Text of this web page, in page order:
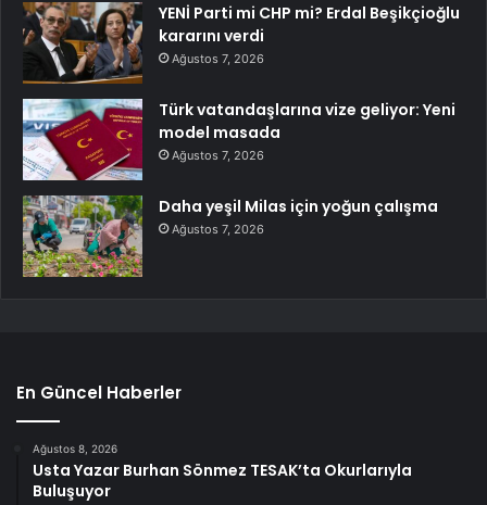
YENİ Parti mi CHP mi? Erdal Beşikçioğlu
kararını verdi
Ağustos 7, 2026
Türk vatandaşlarına vize geliyor: Yeni
model masada
Ağustos 7, 2026
Daha yeşil Milas için yoğun çalışma
Ağustos 7, 2026
En Güncel Haberler
Ağustos 8, 2026
Usta Yazar Burhan Sönmez TESAK’ta Okurlarıyla
Buluşuyor